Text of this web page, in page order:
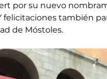
por su nuevo
felicitaciones también
de Móstoles.